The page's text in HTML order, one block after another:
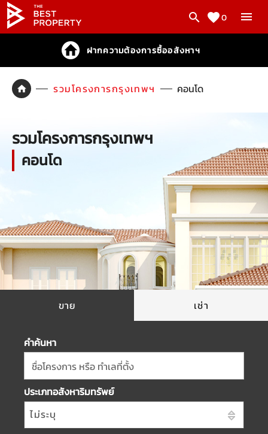
0
ฝากความต้องการซื้ออสังหาฯ
รวมโครงการกรุงเทพฯ คอนโด
รวมโครงการกรุงเทพฯ
คอนโด
ขาย เช่า
คำค้นหา
ชื่อโครงการ หรือ ทำเลที่ตั้ง
ประเภทอสังหาริมทรัพย์
ไม่ระบุ